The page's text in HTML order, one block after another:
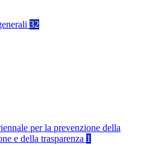
32
per la prevenzione della
e della trasparenza 1